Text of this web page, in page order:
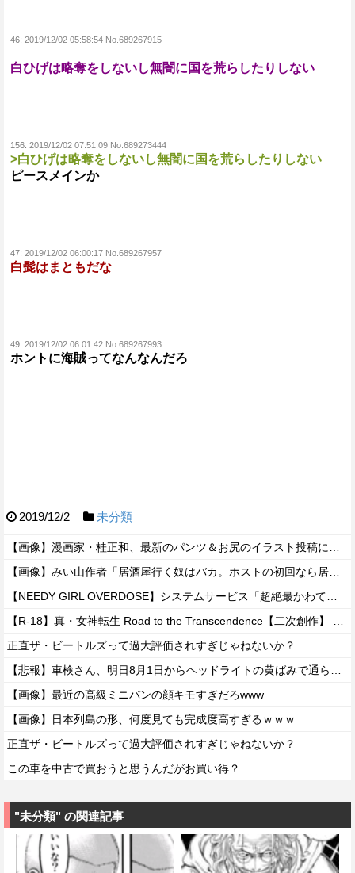
46: 2019/12/02 05:58:54 No.689267915
白ひげは略奪をしないし無闇に国を荒らしたりしない
156: 2019/12/02 07:51:09 No.689273444
>白ひげは略奪をしないし無闇に国を荒らしたりしない
ピースメインか
47: 2019/12/02 06:00:17 No.689267957
白髭はまともだな
49: 2019/12/02 06:01:42 No.689267993
ホントに海賊ってなんなんだろ
2019/12/2 未分類
正直ザ・ビートルズって過大評価されすぎじゃねないか？
【画像】最近の高級ミニバンの顔キモすぎだろwww
【画像】日本列島の形、何度見ても完成度高すぎるｗｗｗ
正直ザ・ビートルズって過大評価されすぎじゃねないか？
この車を中古で買おうと思うんだがお買い得？
"未分類" の関連記事